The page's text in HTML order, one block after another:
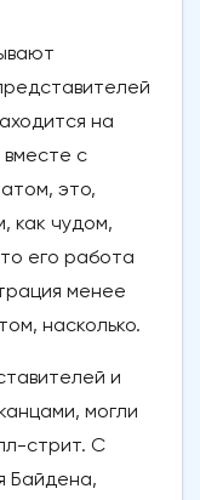
на
с
это,
как чудом,
его работа
менее
насколько.
и
могли
стрит. С
Байдена,